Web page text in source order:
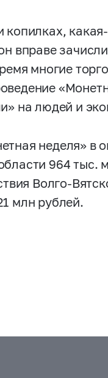
вправе
многие
на людей и
неделя» в
964 тыс.
Волго-
млн рублей.